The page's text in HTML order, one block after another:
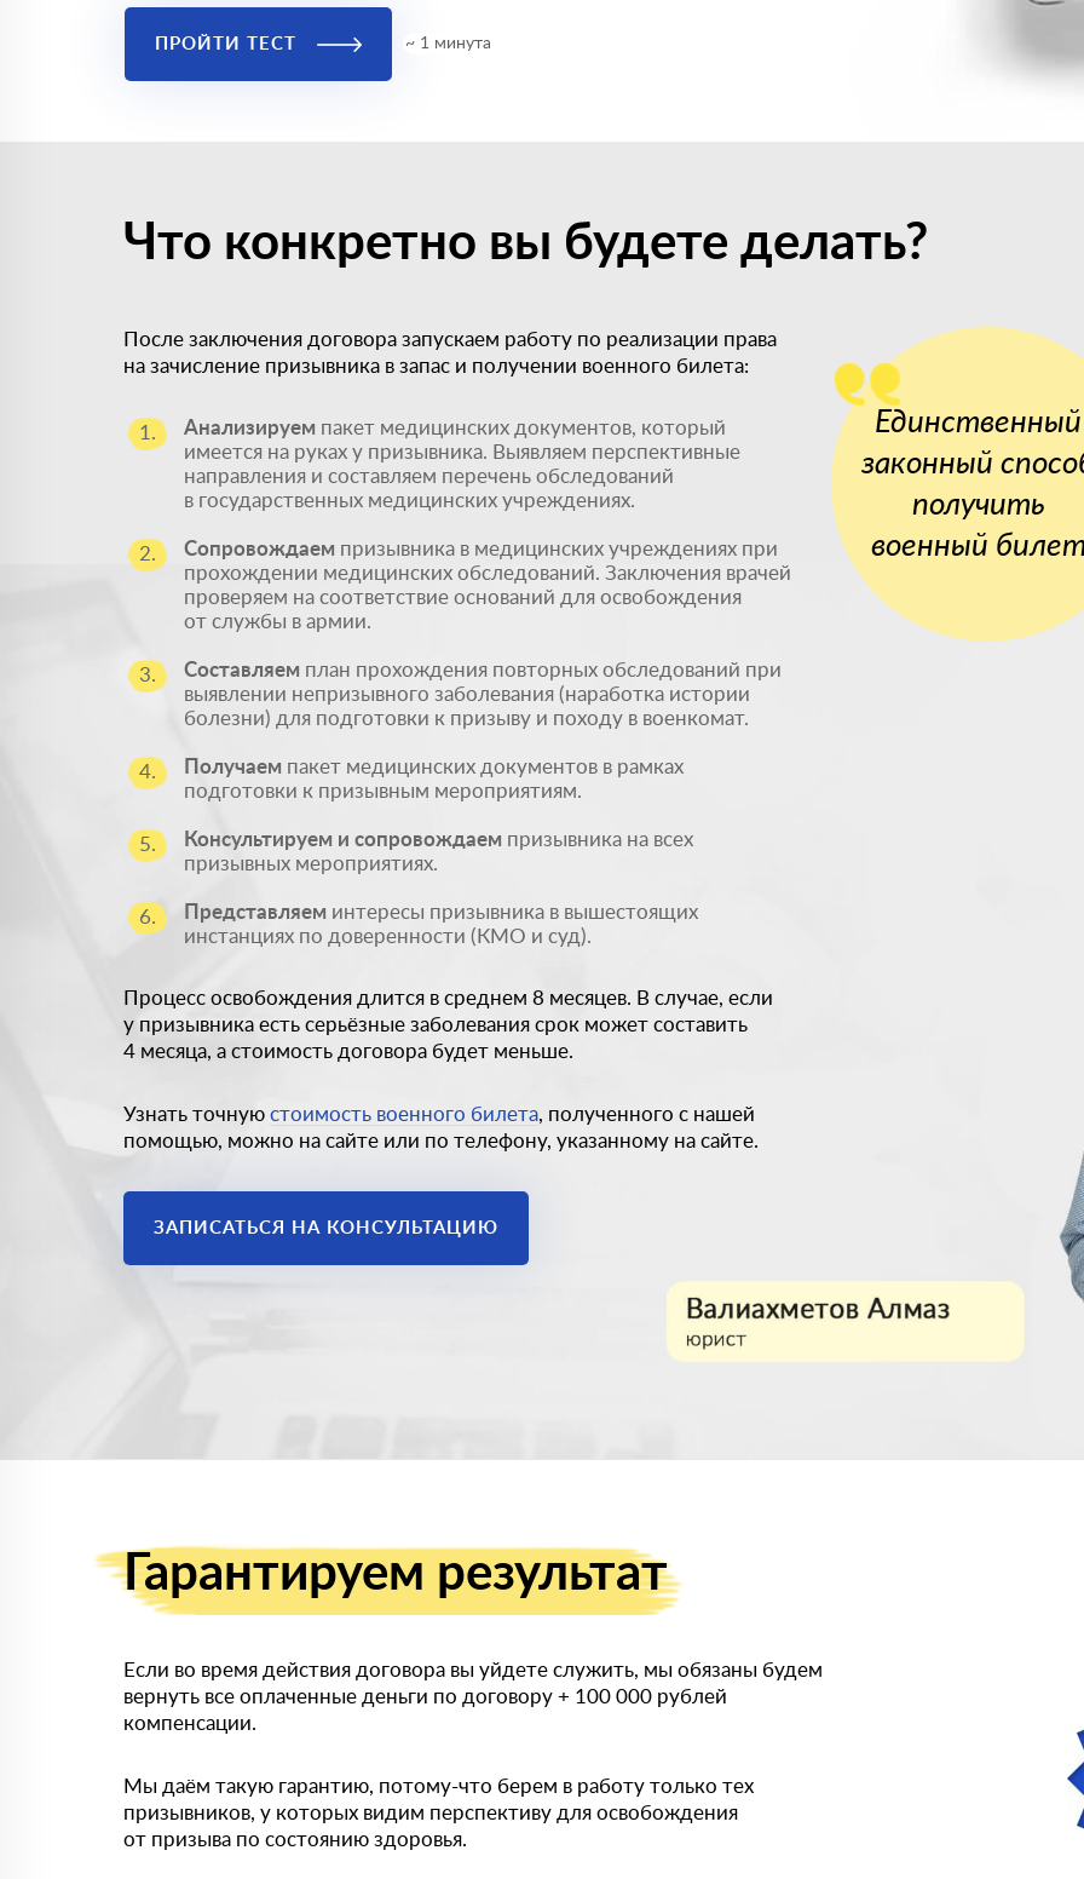
ПРОЙТИ ТЕСТ ~ 1 минута
Что конкретно вы будете делать?
После заключения договора запускаем работу по реализации права
на зачисление призывника в запас и получении военного билета:
1. Анализируем пакет медицинских документов, который
имеется на руках у призывника. Выявляем перспективные
направления и составляем перечень обследований
в государственных медицинских учреждениях.
2. Сопровождаем призывника в медицинских учреждениях при
прохождении медицинских обследований. Заключения врачей
проверяем на соответствие оснований для освобождения
от службы в армии.
3. Составляем план прохождения повторных обследований при
выявлении непризывного заболевания (наработка истории
болезни) для подготовки к призыву и походу в военкомат.
4. Получаем пакет медицинских документов в рамках
подготовки к призывным мероприятиям.
5. Консультируем и сопровождаем призывника на всех
призывных мероприятиях.
6. Представляем интересы призывника в вышестоящих
инстанциях по доверенности (КМО и суд).
Процесс освобождения длится в среднем 8 месяцев. В случае, если
у призывника есть серьёзные заболевания срок может составить
4 месяца, а стоимость договора будет меньше.
Узнать точную стоимость военного билета, полученного с нашей
помощью, можно на сайте или по телефону, указанному на сайте.
ЗАПИСАТЬСЯ НА КОНСУЛЬТАЦИЮ
Единственный
законный
получить
военный
Гарантируем результат
Если во время действия договора вы уйдете служить, мы обязаны будем
вернуть все оплаченные деньги по договору + 100 000 рублей
компенсации.
Мы даём такую гарантию, потому-что берем в работу только тех
призывников, у которых видим перспективу для освобождения
от призыва по состоянию здоровья.